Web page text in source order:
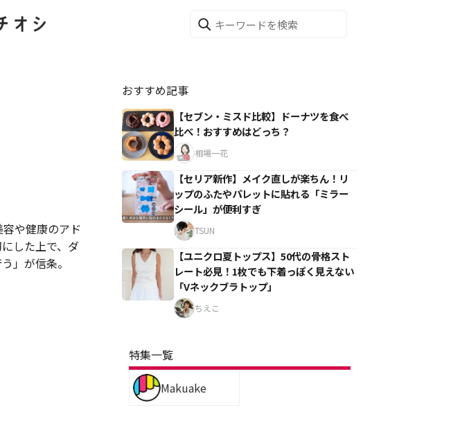
や健康のアド
した上で、ダ
」が信条。
おすすめ記事
【セブン・ミスド比較】ドーナツを食べ
比べ！おすすめはどっち？
相場一花
【セリア新作】メイク直しが楽ちん！リ
ップのふたやパレットに貼れる「ミラー
シール」が便利すぎ
TSUN
【ユニクロ夏トップス】50代の骨格スト
レート必見！1枚でも下着っぽく見えない
「Vネックブラトップ」
ちえこ
特集一覧
Makuake